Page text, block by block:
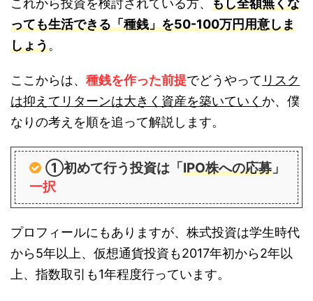
これから投資を検討されている方、 もし全額無くな
っても生活できる「種銭」を50-100万円用意しま
しょう。
ここからは、 種銭を作った前提でどうやって リスク
は抑えてリターンは大きく資産を築いていく か、僕
なりの考えを順を追って解説します。
①初めて行う投資は「IPO株への応募 」
一択
プロフィールにもありますが、株式投資は学生時代
から5年以上、仮想通貨投資も2017年初から2年以
上、指数取引も1年程度行っています。